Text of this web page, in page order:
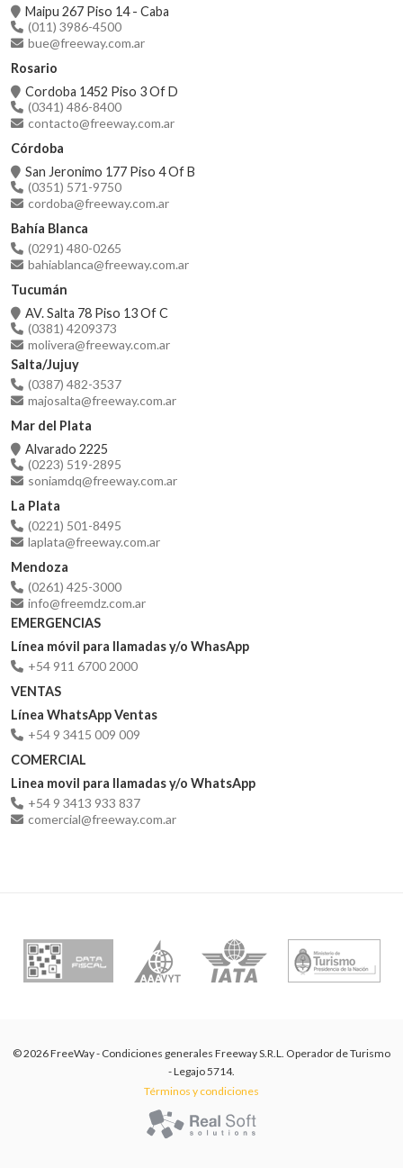
Maipu 267 Piso 14 - Caba
(011) 3986-4500
bue@freeway.com.ar
Rosario
Cordoba 1452 Piso 3 Of D
(0341) 486-8400
contacto@freeway.com.ar
Córdoba
San Jeronimo 177 Piso 4 Of B
(0351) 571-9750
cordoba@freeway.com.ar
Bahía Blanca
(0291) 480-0265
bahiablanca@freeway.com.ar
Tucumán
AV. Salta 78 Piso 13 Of C
(0381) 4209373
molivera@freeway.com.ar
Salta/Jujuy
(0387) 482-3537
majosalta@freeway.com.ar
Mar del Plata
Alvarado 2225
(0223) 519-2895
soniamdq@freeway.com.ar
La Plata
(0221) 501-8495
laplata@freeway.com.ar
Mendoza
(0261) 425-3000
info@freemdz.com.ar
EMERGENCIAS
Línea móvil para llamadas y/o WhasApp
+54 911 6700 2000
VENTAS
Línea WhatsApp Ventas
+54 9 3415 009 009
COMERCIAL
Linea movil para llamadas y/o WhatsApp
+54 9 3413 933 837
comercial@freeway.com.ar
© 2026 FreeWay - Condiciones generales Freeway S.R.L. Operador de Turismo
- Legajo 5714.
Términos y condiciones